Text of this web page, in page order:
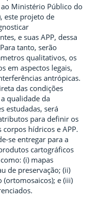
ao Ministério Público do
este projeto de
e suas APP, dessa
tanto, serão
qualitativos, os
em aspectos legais,
antrópicas.
das condições
qualidade da
estudadas, será
para definir os
hídricos e APP.
se entregar para a
cartográficos
(i) mapas
de preservação; (ii)
(ortomosaicos); e (iii)